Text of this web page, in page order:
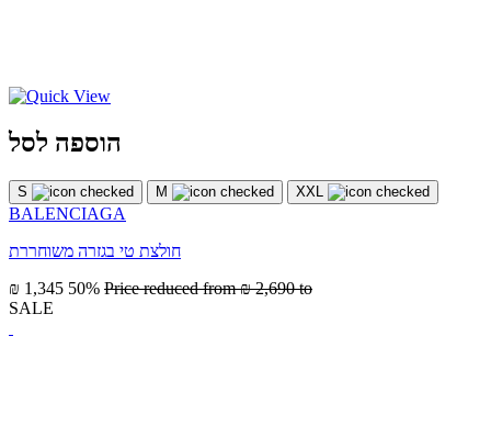
הוספה לסל
S M XXL
BALENCIAGA
חולצת טי בגזרה משוחררת
₪ 1,345 50% Price reduced from₪ 2,690 to
SALE